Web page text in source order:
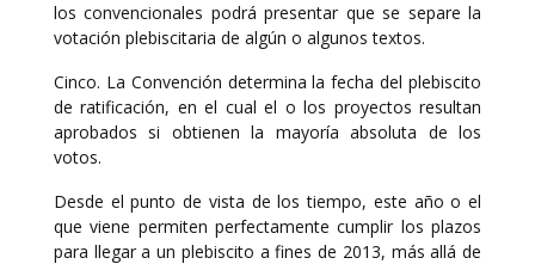
los convencionales podrá presentar que se separe la
votación plebiscitaria de algún o algunos textos.
Cinco. La Convención determina la fecha del plebiscito
de ratificación, en el cual el o los proyectos resultan
aprobados si obtienen la mayoría absoluta de los
votos.
Desde el punto de vista de los tiempo, este año o el
que viene permiten perfectamente cumplir los plazos
para llegar a un plebiscito a fines de 2013, más allá de